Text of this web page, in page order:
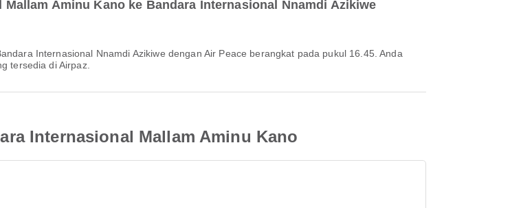
Aminu Kano ke Bandara Internasional Nnamdi Azikiwe
tersedia di Airpaz.
Internasional Mallam Aminu Kano